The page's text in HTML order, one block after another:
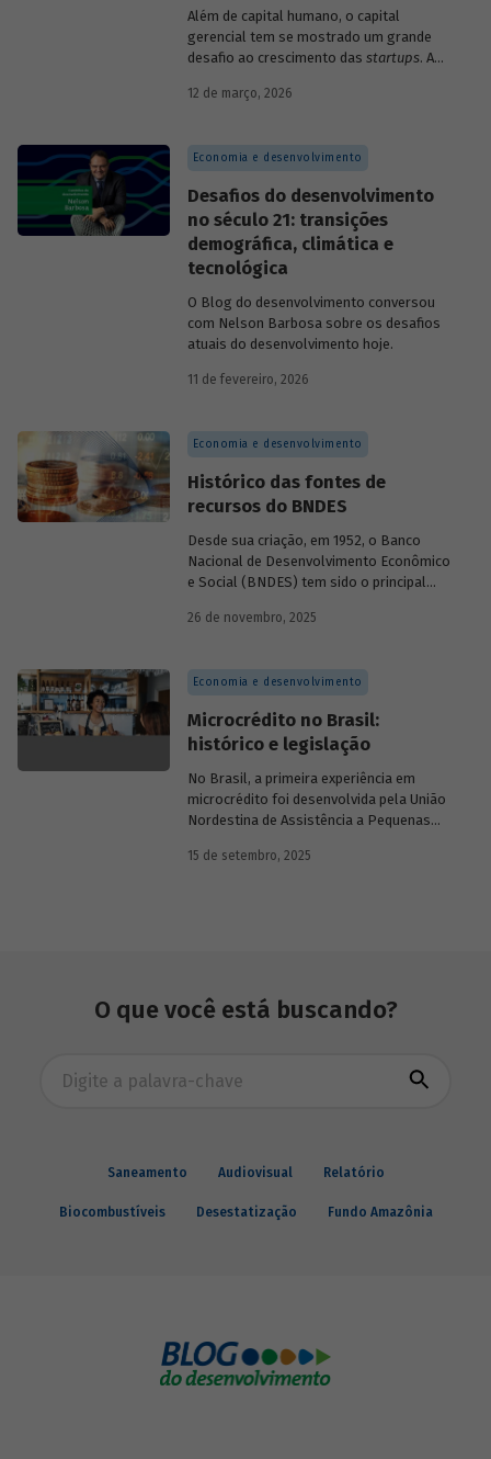
Além de capital humano, o capital
gerencial tem se mostrado um grande
desafio ao crescimento das startups. A
como programas de aceleração têm
12 de março, 2026
Economia e desenvolvimento
Desafios do desenvolvimento
no século 21: transições
demográfica, climática e
tecnológica
O Blog do desenvolvimento conversou
com Nelson Barbosa sobre os desafios
atuais do desenvolvimento hoje.
11 de fevereiro, 2026
Economia e desenvolvimento
Histórico das fontes de
recursos do BNDES
Desde sua criação, em 1952, o Banco
Nacional de Desenvolvimento Econômico
e Social (BNDES) tem sido o principal
brasileiro, ocupando um espaço central
da Covid-19, e no combate à emergência
climática. Para exercer esse papel, no
entanto, são necessárias sólidas fontes
de recursos.
26 de novembro, 2025
Economia e desenvolvimento
Microcrédito no Brasil:
histórico e legislação
No Brasil, a primeira experiência em
microcrédito foi desenvolvida pela União
Nordestina de Assistência a Pequenas
e Salvador (BA). Conhecida como
como: Acción Internacional, Banco
Women’s World Banking.
15 de setembro, 2025
O que você está buscando?
Saneamento Audiovisual Relatório
Biocombustíveis Desestatização Fundo Amazônia